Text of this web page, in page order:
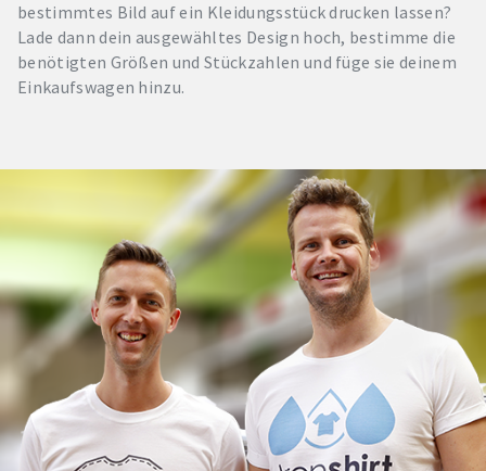
bestimmtes Bild auf ein Kleidungsstück drucken lassen?
Lade dann dein ausgewähltes Design hoch, bestimme die
benötigten Größen und Stückzahlen und füge sie deinem
Einkaufswagen hinzu.